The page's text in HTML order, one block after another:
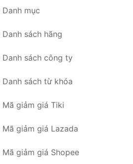
Danh mục
Danh sách hãng
Danh sách công ty
Danh sách từ khóa
Mã giảm giá Tiki
Mã giảm giá Lazada
Mã giảm giá Shopee